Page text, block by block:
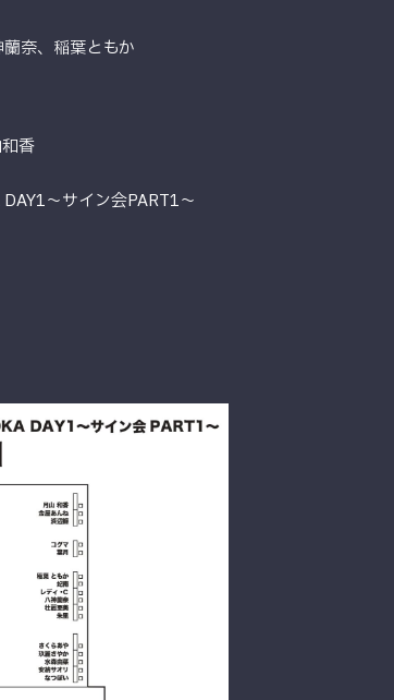
奈、稲葉ともか
香
〜サイン会PART1〜